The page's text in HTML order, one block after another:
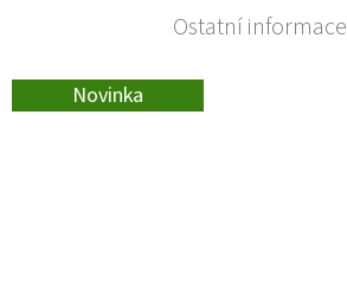
Ostatní informace
Novinka